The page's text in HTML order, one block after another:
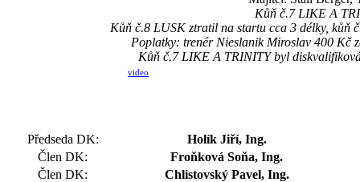
Kůň č.7 LIKE A
Kůň č.8 LUSK ztratil na startu cca 3 délky,
Poplatky: trenér Nieslanik Miroslav 400 Kč
Kůň č.7 LIKE A TRINITY byl
video
Předseda DK:
Holík Jiří, Ing.
Člen DK:
Froňková Soňa, Ing.
Člen DK:
Chlistovský Pavel, Ing.